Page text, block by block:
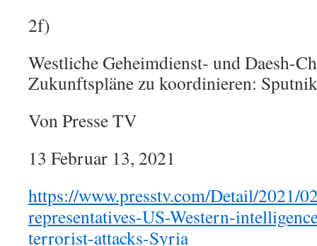
2f)
Westliche Geheimdienst- und Daesh-
Zukunftspläne zu koordinieren: Sputnik
Von Presse TV
13 Februar 13, 2021
https://www.presstv.com/Detail/2021/
representatives-US-Western-
terrorist-attacks-Syria